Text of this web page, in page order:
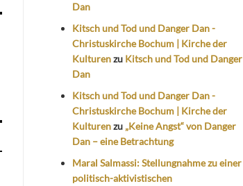
Dan
Kitsch und Tod und Danger Dan -
Christuskirche Bochum | Kirche der
Kulturenzu Kitsch und Tod und Danger
Dan
Kitsch und Tod und Danger Dan -
Christuskirche Bochum | Kirche der
Kulturenzu „Keine Angst“ von Danger
Dan – eine Betrachtung
Maral Salmassi: Stellungnahme zu einer
politisch-aktivistischen